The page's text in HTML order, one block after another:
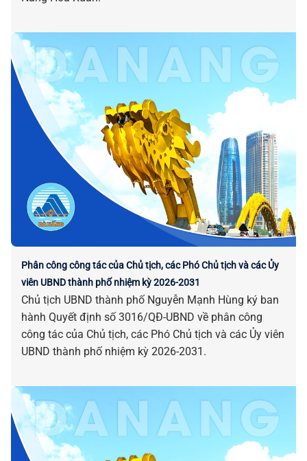
Phân công công tác của Chủ tịch, các Phó Chủ tịch và các Ủy
viên UBND thành phố nhiệm kỳ 2026-2031
Chủ tịch UBND thành phố Nguyễn Mạnh Hùng ký ban
hành Quyết định số 3016/QĐ-UBND về phân công
công tác của Chủ tịch, các Phó Chủ tịch và các Ủy viên
UBND thành phố nhiệm kỳ 2026-2031.